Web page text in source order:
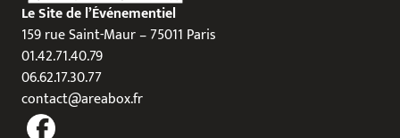
Le Site de l’Événementiel
159 rue Saint-Maur – 75011 Paris
01.42.71.40.79
06.62.17.30.77
contact@areabox.fr